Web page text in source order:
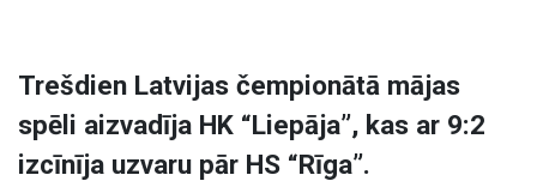
Trešdien Latvijas čempionātā mājas
spēli aizvadīja HK “Liepāja”, kas ar 9:2
izcīnīja uzvaru pār HS “Rīga”.